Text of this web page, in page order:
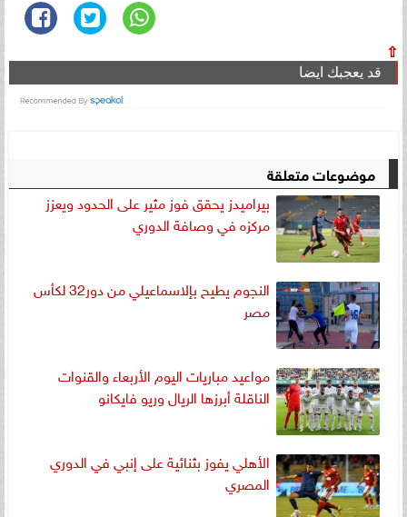
⇧
قد يعجبك ايضا
موضوعات متعلقة
بيراميدز يحقق فوز مثير على الحدود ويعزز
مركزه في وصافة الدوري
النجوم يطيح بإلاسماعيلي من دور32 لكأس
مصر
مواعيد مباريات اليوم الأربعاء والقنوات
الناقلة أبرزها الريال وريو فايكانو
الأهلي يفوز بثنائية على إنبي في الدوري
المصري